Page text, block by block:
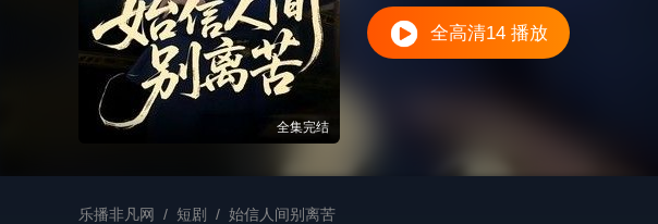
全集完结
全高清14 播放
乐播非凡网 / 短剧 / 始信人间别离苦